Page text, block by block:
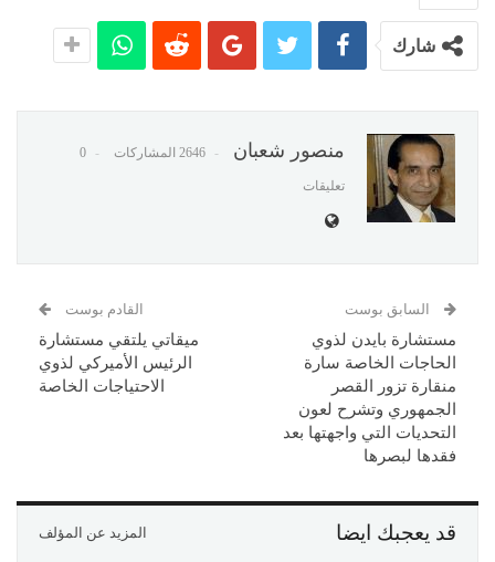
شارك
منصور شعبان 2646 المشاركات 0
تعليقات
السابق بوست
مستشارة بايدن لذوي
الحاجات الخاصة سارة
منقارة تزور القصر
الجمهوري وتشرح لعون
التحديات التي واجهتها بعد
فقدها لبصرها
القادم بوست
ميقاتي يلتقي مستشارة
الرئيس الأميركي لذوي
الاحتياجات الخاصة
قد يعجبك ايضا المزيد عن المؤلف